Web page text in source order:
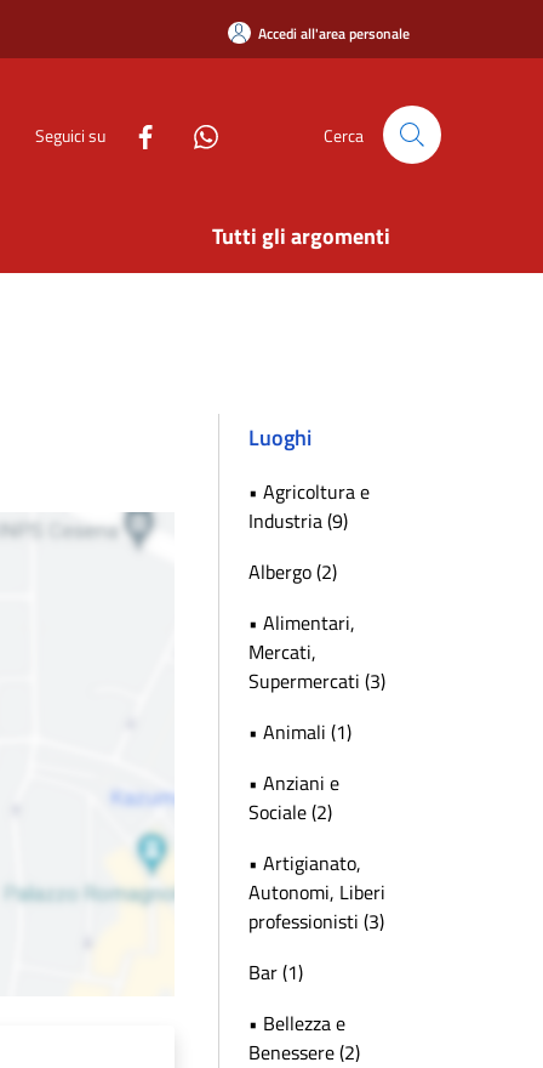
Accedi all'area personale
Seguici su Cerca
Tutti gli argomenti
Luoghi
• Agricoltura e
Industria (9)
Albergo (2)
• Alimentari,
Mercati,
Supermercati (3)
• Animali (1)
• Anziani e
Sociale (2)
• Artigianato,
Autonomi, Liberi
professionisti (3)
Bar (1)
• Bellezza e
Benessere (2)